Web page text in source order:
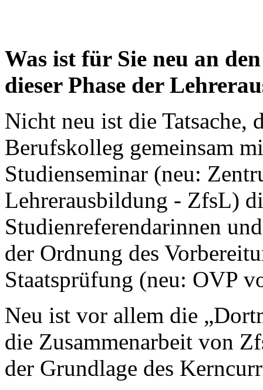
Was ist für Sie neu an
dieser Phase der
Nicht neu ist die Tatsache,
Berufskolleg gemeinsam
Studienseminar (neu:
Lehrerausbildung - ZfsL)
Studienreferendarinnen
der Ordnung des
Staatsprüfung (neu: OVP
Neu ist vor allem die
die Zusammenarbeit von
der Grundlage des